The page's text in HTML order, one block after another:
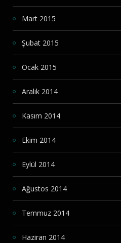
Mart 2015
Şubat 2015
Ocak 2015
Aralık 2014
Kasım 2014
Ekim 2014
Eylül 2014
Ağustos 2014
Temmuz 2014
Haziran 2014